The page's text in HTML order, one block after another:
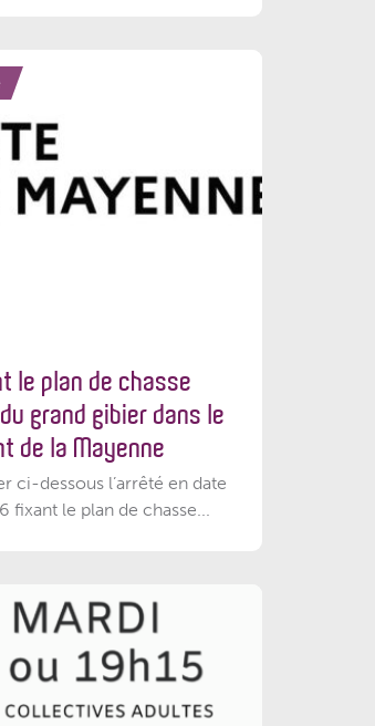
le plan de chasse
grand gibier dans le
de la Mayenne
ci-dessous l’arrêté en date
fixant le plan de chasse...